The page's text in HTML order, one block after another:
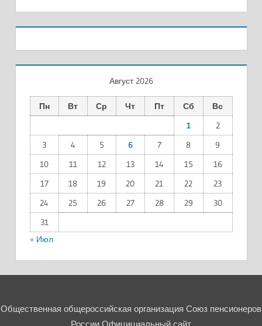
Август 2026
Пн Вт Ср Чт Пт Сб
Вс
1
2
3
4 5 6 7 8
9
10
11 12 13 14 15
16
17
18 19 20 21 22
23
24
25 26 27 28 29
30
31
« Июл
Общественная общероссийская организация Союз пенсионеров